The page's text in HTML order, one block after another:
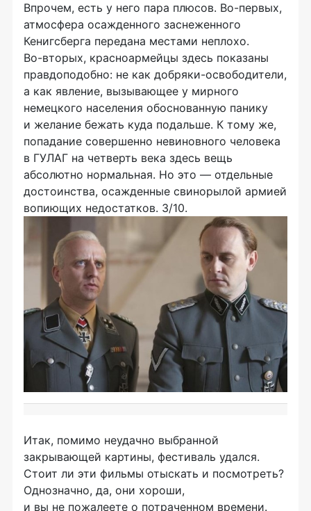
Впрочем, есть у него пара плюсов. Во-первых,
атмосфера осажденного заснеженного
Кенигсберга передана местами неплохо.
Во-вторых, красноармейцы здесь показаны
правдоподобно: не как добряки-освободители,
а как явление, вызывающее у мирного
немецкого населения обоснованную панику
и желание бежать куда подальше. К тому же,
попадание совершенно невиновного человека
в ГУЛАГ на четверть века здесь вещь
абсолютно нормальная. Но это — отдельные
достоинства, осажденные свинорылой армией
вопиющих недостатков. 3/10.
Итак, помимо неудачно выбранной
закрывающей картины, фестиваль удался.
Стоит ли эти фильмы отыскать и посмотреть?
Однозначно, да, они хороши,
и вы не пожалеете о потраченном времени.